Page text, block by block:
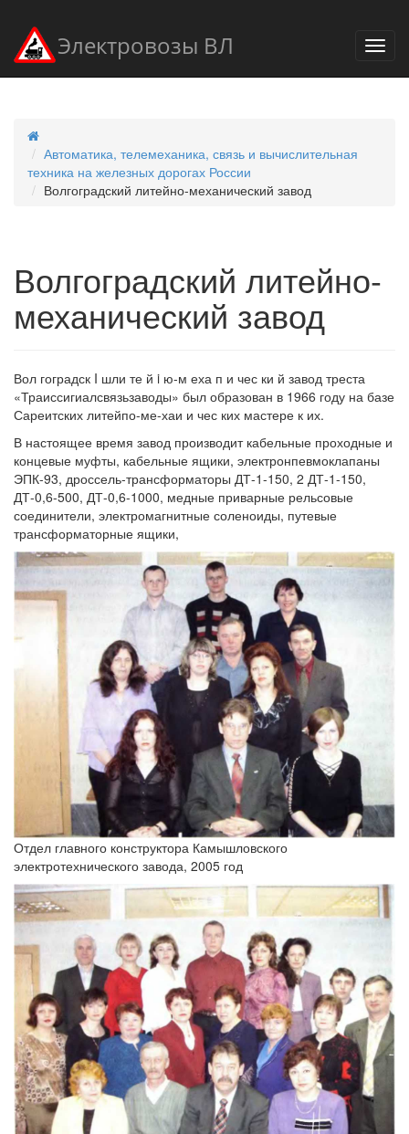
Электровозы ВЛ
Автоматика, телемеханика, связь и вычислительная
техника на железных дорогах России
Волгоградский литейно-механический завод
Волгоградский литейно-
механический завод
Вол гоградск I шли те й i ю-м еха п и чес ки й завод треста
«Траиссигиалсвязьзаводы» был образован в 1966 году на базе
Сареитских литейпо-ме-хаи и чес ких мастере к их.
В настоящее время завод производит кабельные проходные и
концевые муфты, кабельные ящики, электронпевмоклапаны
ЭПК-93, дроссель-трансформаторы ДТ-1-150, 2 ДТ-1-150,
ДТ-0,6-500, ДТ-0,6-1000, медные приварные рельсовые
соединители, электромагнитные соленоиды, путевые
трансформаторные ящики,
Отдел главного конструктора Камышловского
электротехнического завода, 2005 год